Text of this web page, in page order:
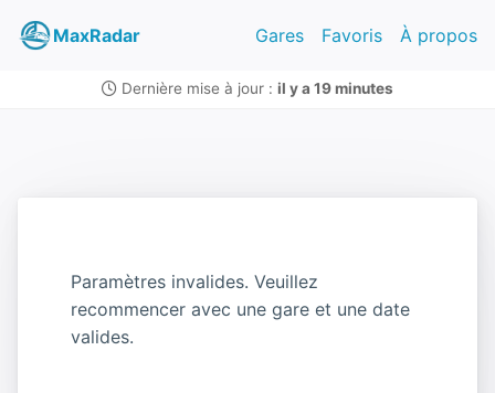
MaxRadar Gares Favoris À propos
Dernière mise à jour : il y a 19 minutes
Paramètres invalides. Veuillez
recommencer avec une gare et une date
valides.